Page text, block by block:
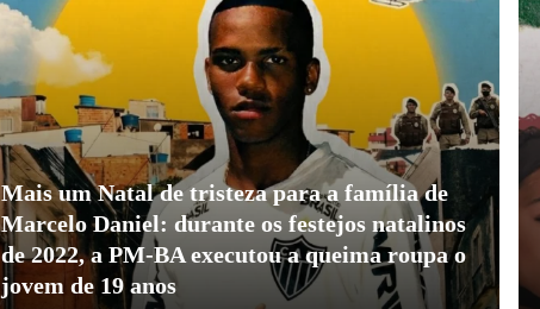
Mais um Natal de tristeza para a família de
Marcelo Daniel: durante os festejos natalinos
de 2022, a PM-BA executou a queima roupa o
jovem de 19 anos